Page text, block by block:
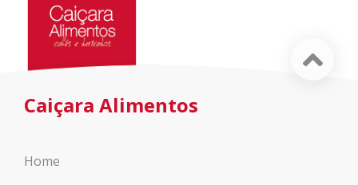
Caiçara Alimentos
Home